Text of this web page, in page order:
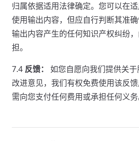
归属依据适用法律确定。您可以在
使用输出内容，但应自行判断其准
输出内容产生的任何知识产权纠纷
担。
7.4 反馈：
如您自愿向我们提供关
改进意见，我们有权免费使用该反
需向您支付任何费用或承担任何义务